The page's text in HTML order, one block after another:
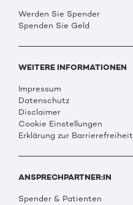
Werden Sie Spender
Spenden Sie Geld
WEITERE INFORMATIONEN
Impressum
Datenschutz
Disclaimer
Cookie Einstellungen
Erklärung zur Barrierefreiheit
ANSPRECHPARTNER:IN
Spender & Patienten